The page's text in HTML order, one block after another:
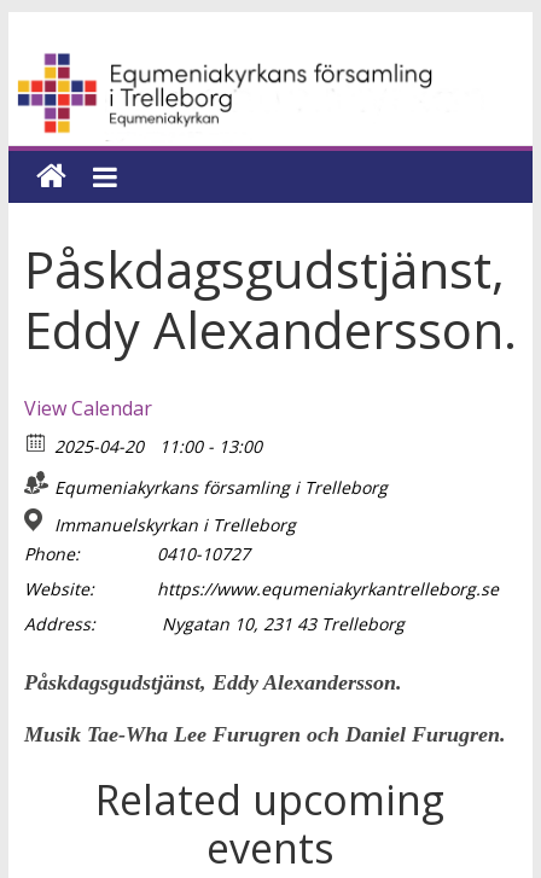
innehåll
Equmeniakyrkans
församling
i
Trelleborg
kyrka
livet
Påskdagsgudstjänst,
Eddy Alexandersson.
View Calendar
2025-04-20
11:00 - 13:00
Equmeniakyrkans församling i Trelleborg
Immanuelskyrkan i Trelleborg
Phone:
0410-10727
Website:
https://www.equmeniakyrkantrelleborg.se
Address:
Nygatan 10, 231 43 Trelleborg
Påskdagsgudstjänst, Eddy Alexandersson.
Musik Tae-Wha Lee Furugren och Daniel Furugren.
Related upcoming
events